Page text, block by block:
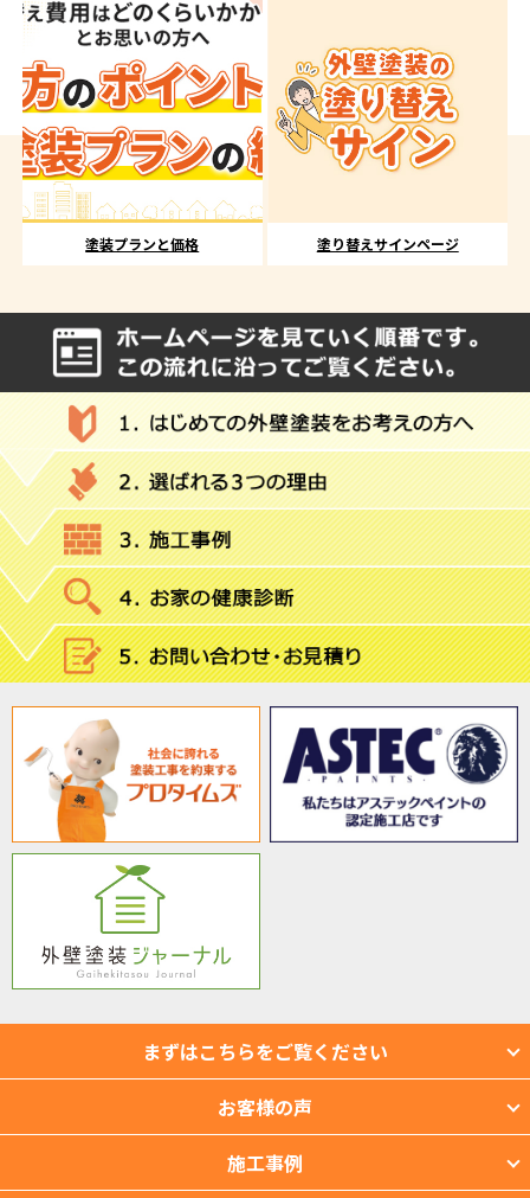
塗装プランと価格 塗り替えサインページ
まずはこちらをご覧ください
お客様の声
施工事例